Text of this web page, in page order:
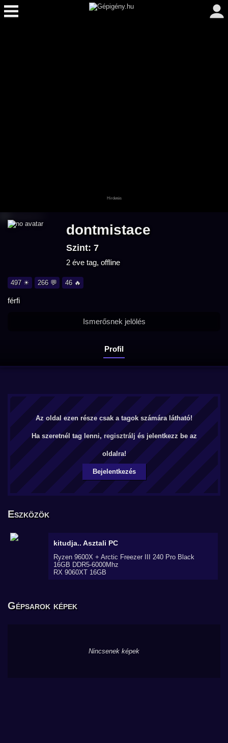
dontmistace
Szint: 7
2 éve tag, offline
497 ☀ 266 💬 46 🔥
férfi
Profil
Ismerősnek jelölés
Az oldal ezen része csak a tagok számára látható!
Ha szeretnél tag lenni, regisztrálj és jelentkezz be az
oldalra!
Bejelentkezés
Eszközök
kitudja.. Asztali PC
Ryzen 9600X + Arctic Freezer III 240 Pro Black
16GB DDR5-6000Mhz
RX 9060XT 16GB
Gépsarok képek
Nincsenek képek